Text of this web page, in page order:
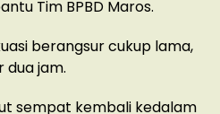
Tim BPBD Maros.
berangsur cukup lama,
dua jam.
sempat kembali kedalam